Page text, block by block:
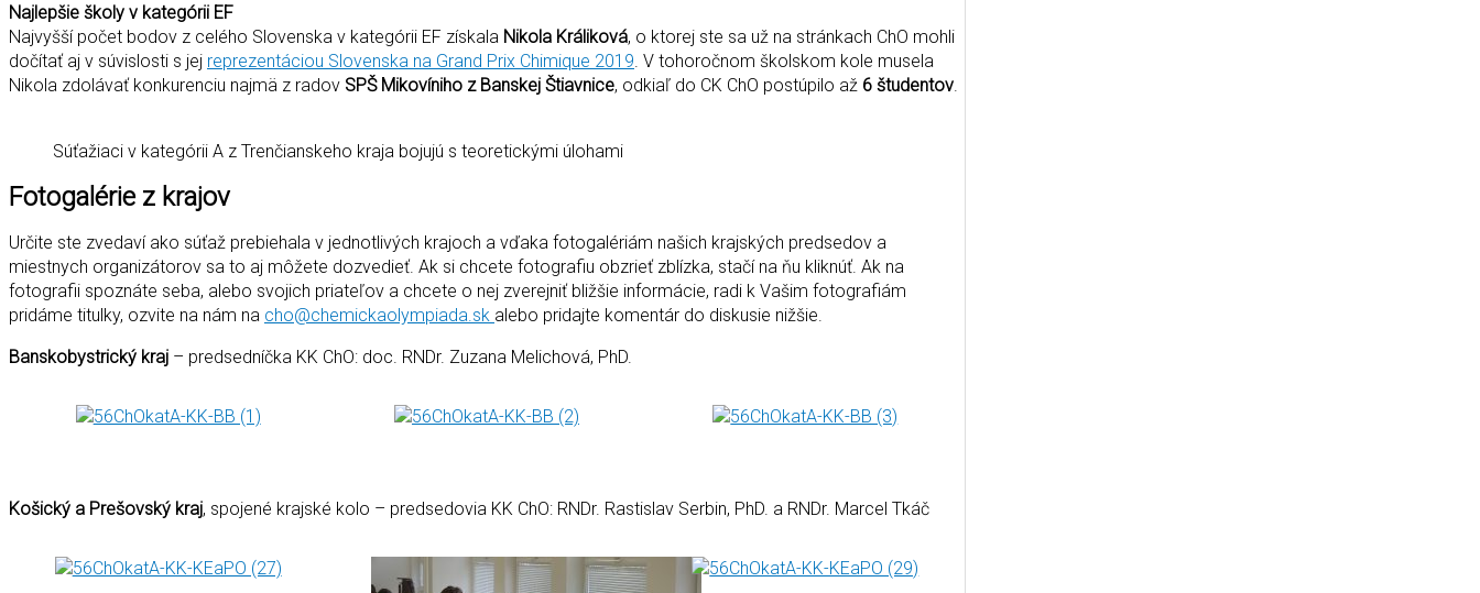
Najlepšie školy v kategórii EF
Najvyšší počet bodov z celého Slovenska v kategórii EF získala Nikola Králiková, o ktorej ste sa už na stránkach ChO mohli
dočítať aj v súvislosti s jej reprezentáciou Slovenska na Grand Prix Chimique 2019 . V tohoročnom školskom kole musela
Nikola zdolávať konkurenciu najmä z radov SPŠ Mikovíniho z Banskej Štiavnice, odkiaľ do CK ChO postúpilo až 6 študentov
Súťažiaci v kategórii A z Trenčianskeho kraja bojujú s teoretickými úlohami
Fotogalérie z krajov
Určite ste zvedaví ako súťaž prebiehala v jednotlivých krajoch a vďaka fotogalériám našich krajských predsedov a
miestnych organizátorov sa to aj môžete dozvedieť. Ak si chcete fotografiu obzrieť zblízka, stačí na ňu kliknúť. Ak na
fotografii spoznáte seba, alebo svojich priateľov a chcete o nej zverejniť bližšie informácie, radi k Vašim fotografiám
pridáme titulky, ozvite na nám na cho@chemickaolympiada.sk alebo pridajte komentár do diskusie nižšie.
Banskobystrický kraj – predsedníčka KK ChO: doc. RNDr. Zuzana Melichová, PhD.
Košický a Prešovský kraj, spojené krajské kolo – predsedovia KK ChO: RNDr. Rastislav Serbin, PhD. a RNDr. Marcel Tkáč